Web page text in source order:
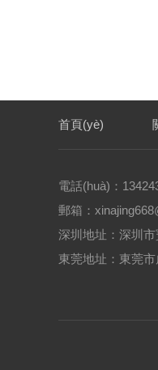
首頁(yè)
電話(huà)：
郵箱：
深圳地址：深圳
東莞地址：東莞